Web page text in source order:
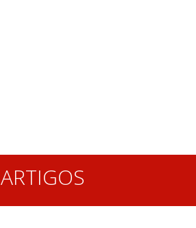
ARTIGOS